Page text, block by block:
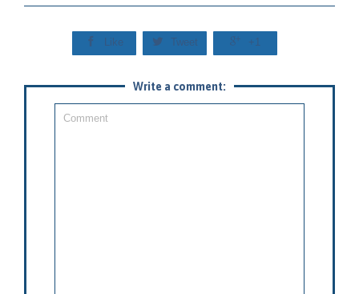
 Like  Tweet  +1
Write a comment: